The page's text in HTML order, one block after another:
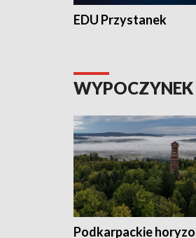
EDU Przystanek
WYPOCZYNEK
Podkarpackie